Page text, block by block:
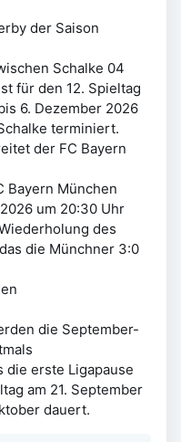
der Saison
Schalke 04
für den 12. Spieltag
6. Dezember 2026
terminiert.
der FC Bayern
Bayern München
um 20:30 Uhr
des
die Münchner 3:0
die September-
die erste Ligapause
am 21. September
dauert.